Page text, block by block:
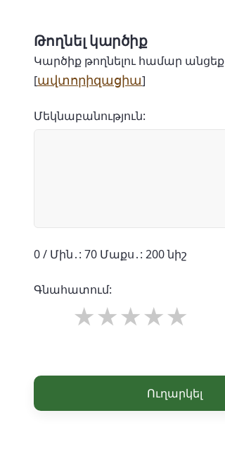
Թողնել կարծիք
Կարծիք թողնելու համար անցեք
[ավտորիզացիա]
Մեկնաբանություն:
0 / Մին․: 70 Մաքս․: 200 նիշ
Գնահատում:
Ուղարկել